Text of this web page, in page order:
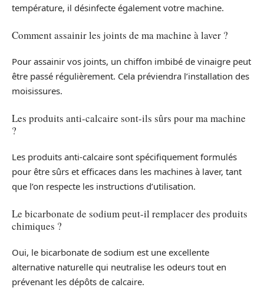
température, il désinfecte également votre machine.
Comment assainir les joints de ma machine à laver ?
Pour assainir vos joints, un chiffon imbibé de vinaigre peut
être passé régulièrement. Cela préviendra l’installation des
moisissures.
Les produits anti-calcaire sont-ils sûrs pour ma machine
?
Les produits anti-calcaire sont spécifiquement formulés
pour être sûrs et efficaces dans les machines à laver, tant
que l’on respecte les instructions d’utilisation.
Le bicarbonate de sodium peut-il remplacer des produits
chimiques ?
Oui, le bicarbonate de sodium est une excellente
alternative naturelle qui neutralise les odeurs tout en
prévenant les dépôts de calcaire.